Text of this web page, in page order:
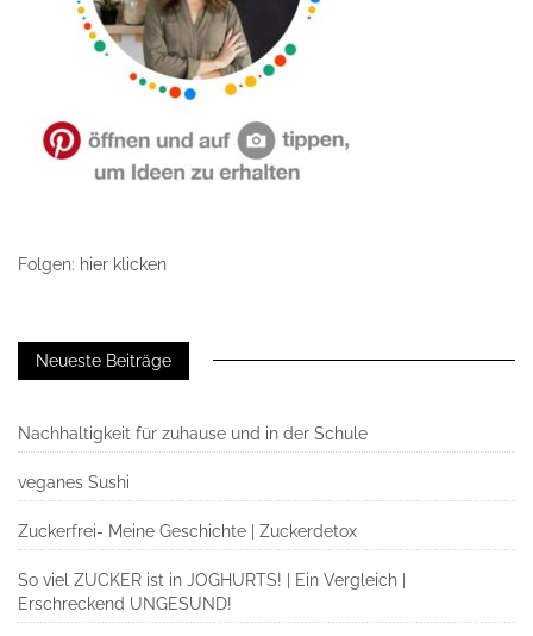
Folgen: hier klicken
Neueste Beiträge
Nachhaltigkeit für zuhause und in der Schule
veganes Sushi
Zuckerfrei- Meine Geschichte | Zuckerdetox
So viel ZUCKER ist in JOGHURTS! | Ein Vergleich |
Erschreckend UNGESUND!